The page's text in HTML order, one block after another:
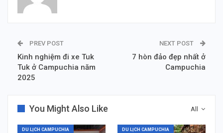
PREV POST
Kinh nghiệm đi xe Tuk
Tuk ở Campuchia năm
2025
NEXT POST
7 hòn đảo đẹp nhất ở
Campuchia
All
You Might Also Like
DU LỊCH CAMPUCHIA DU LỊCH CAMPUCHIA